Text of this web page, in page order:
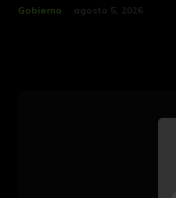
Gobierno agosto 5, 2026